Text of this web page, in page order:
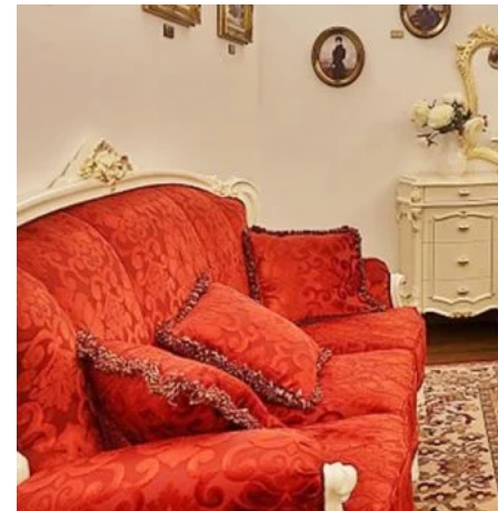
Hrady
Podujatia
Výstava
Pobyty
Wellness
Gastro
Kultúra a tradície
Kúpele
Šport a agroturistika
Školstvo
Ekonomika obchod a doprava
Banskobystrický kraj
Tipy
Výlet
Turistika
Cyklistika
Hrady
Podujatia